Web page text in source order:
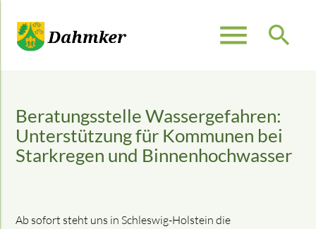
menu search
Suchbegriffe SUCHEN
Beratungsstelle Wassergefahren:
Unterstützung für Kommunen bei
Starkregen und Binnenhochwasser
Ab sofort steht uns in Schleswig-Holstein die